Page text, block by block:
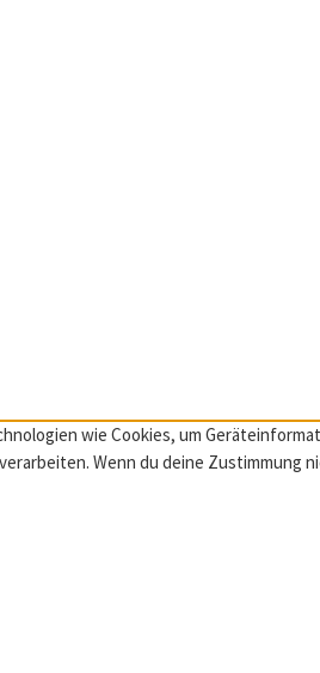
wie Cookies, um
Wenn du deine